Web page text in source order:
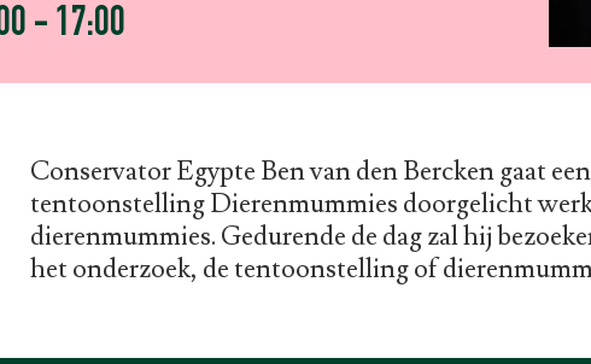
- 17:00
Conservator Egypte Ben van den Bercken gaat
tentoonstelling Dierenmummies doorgelicht
dierenmummies. Gedurende de dag zal hij
het onderzoek, de tentoonstelling of